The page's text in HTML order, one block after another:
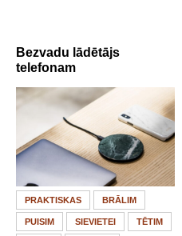
Bezvadu lādētājs
telefonam
PRAKTISKAS BRĀLIM
PUISIM SIEVIETEI TĒTIM